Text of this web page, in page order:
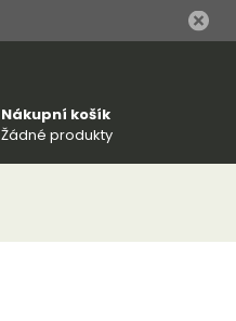
Nákupní košík
Žádné produkty